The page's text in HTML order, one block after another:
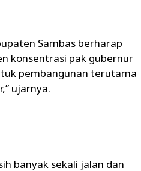
Sambas berharap
konsentrasi pak gubernur
pembangunan terutama
ujarnya.
banyak sekali jalan dan